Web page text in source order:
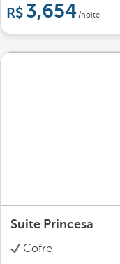
3,654/noite
Suite Princesa
Cofre